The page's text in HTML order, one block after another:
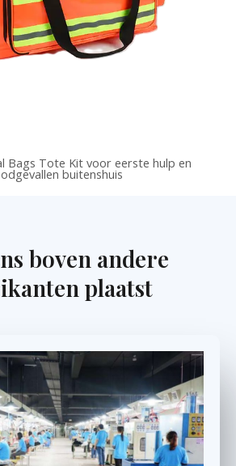
Bags Tote Kit voor eerste hulp en
buitenshuis
boven andere
plaatst